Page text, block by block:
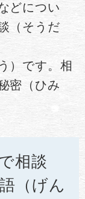
どについ
（そうだ
）です。相
密（ひみ
相談
（げん